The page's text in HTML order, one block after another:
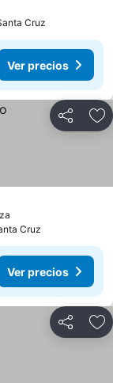
Cruz
Ver precios
Compartir
Cruz
Ver precios
Compartir